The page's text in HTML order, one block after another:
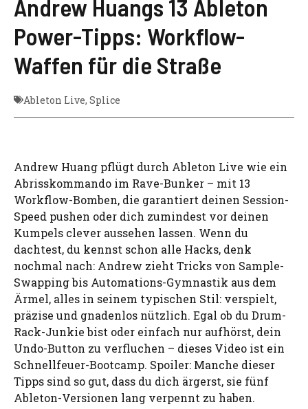
Andrew Huangs 13 Ableton
Power-Tipps: Workflow-
Waffen für die Straße
Ableton Live, Splice
Andrew Huang pflügt durch Ableton Live wie ein
Abrisskommando im Rave-Bunker – mit 13
Workflow-Bomben, die garantiert deinen Session-
Speed pushen oder dich zumindest vor deinen
Kumpels clever aussehen lassen. Wenn du
dachtest, du kennst schon alle Hacks, denk
nochmal nach: Andrew zieht Tricks von Sample-
Swapping bis Automations-Gymnastik aus dem
Ärmel, alles in seinem typischen Stil: verspielt,
präzise und gnadenlos nützlich. Egal ob du Drum-
Rack-Junkie bist oder einfach nur aufhörst, dein
Undo-Button zu verfluchen – dieses Video ist ein
Schnellfeuer-Bootcamp. Spoiler: Manche dieser
Tipps sind so gut, dass du dich ärgerst, sie fünf
Ableton-Versionen lang verpennt zu haben.